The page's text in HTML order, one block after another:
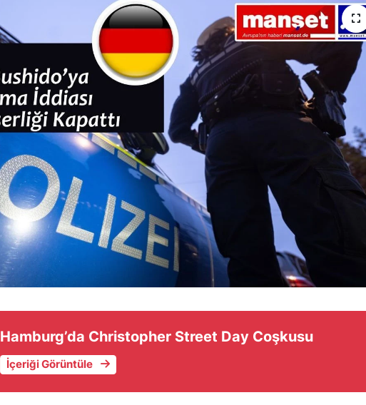
Hamburg’da Christopher Street Day Coşkusu
İçeriği Görüntüle